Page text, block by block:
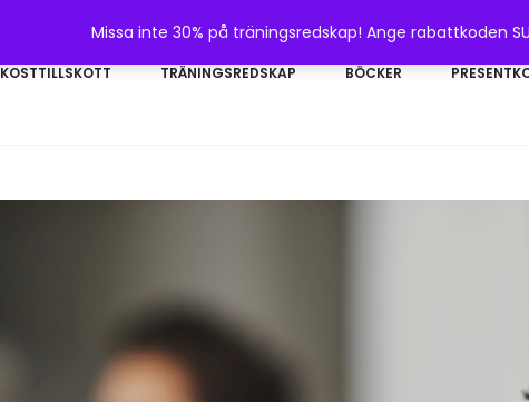
Missa inte 30% på träningsredskap! Ange rabattkoden
KOSTTILLSKOTT TRÄNINGSREDSKAP BÖCKER